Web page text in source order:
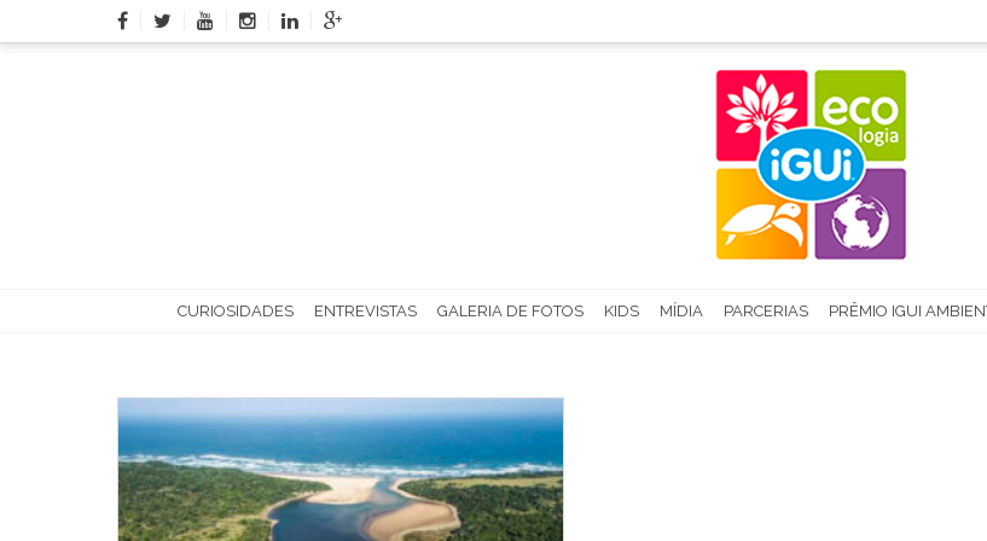
to
CURIOSIDADES ENTREVISTAS GALERIA DE FOTOS KIDS MÍDIA PARCERIAS PRÊMIO IGUI